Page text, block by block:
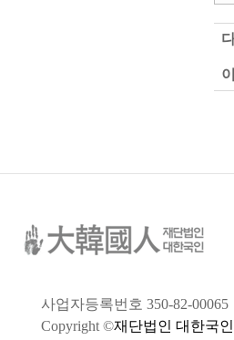
사업자등록번호 350-82-00065
Copyright ©재단법인 대한국인